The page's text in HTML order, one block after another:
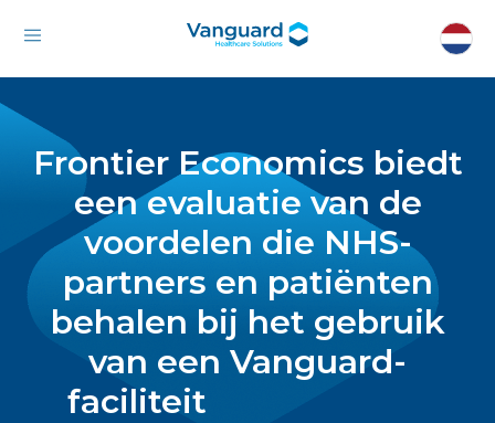
Frontier Economics biedt
een evaluatie van de
voordelen die NHS-
partners en patiënten
behalen bij het gebruik
van een Vanguard-
faciliteit